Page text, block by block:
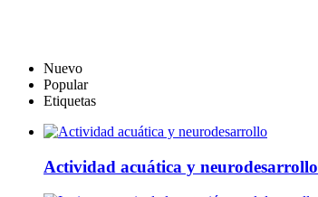
Nuevo
Popular
Etiquetas
Actividad acuática y neurodesarrollo